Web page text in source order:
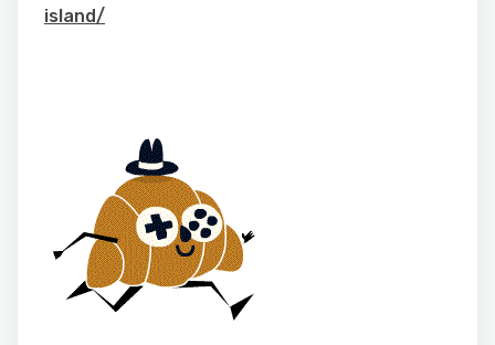
island/